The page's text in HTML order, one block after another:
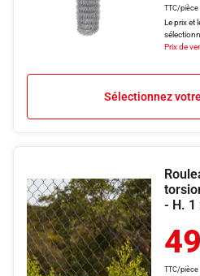
TTC/pièce
Le prix et
Prix de
Sélectionnez
- H. 1
49
TTC/pièce